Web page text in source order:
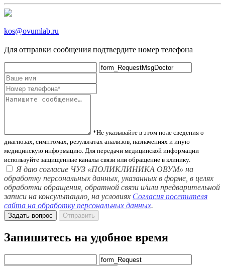
kos@ovumlab.ru
Для отправки сообщения подтвердите номер телефона
*Не указывайте в этом поле сведения о
диагнозах, симптомах, результатах анализов, назначениях и иную
медицинскую информацию. Для передачи медицинской информации
используйте защищенные каналы связи или обращение в клинику.
Я даю согласие ЧУЗ «ПОЛИКЛИНИКА ОВУМ» на
обработку персональных данных, указанных в форме, в целях
обработки обращения, обратной связи и/или предварительной
записи на консультацию, на условиях Согласия посетителя
сайта на обработку персональных данных.
Задать вопрос Отправить
Запишитесь на удобное время